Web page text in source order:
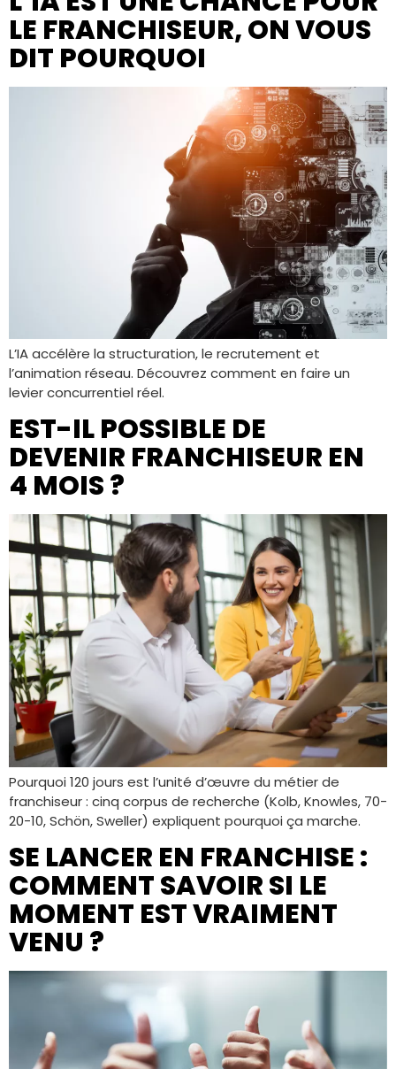
LE FRANCHISEUR, ON VOUS
DIT POURQUOI
L’IA accélère la structuration, le recrutement et
l’animation réseau. Découvrez comment en faire un
levier concurrentiel réel.
EST-IL POSSIBLE DE
DEVENIR FRANCHISEUR EN
4 MOIS ?
Pourquoi 120 jours est l’unité d’œuvre du métier de
franchiseur : cinq corpus de recherche (Kolb, Knowles, 70-
20-10, Schön, Sweller) expliquent pourquoi ça marche.
SE LANCER EN FRANCHISE :
COMMENT SAVOIR SI LE
MOMENT EST VRAIMENT
VENU ?